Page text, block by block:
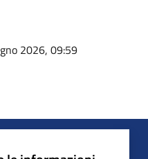
2026, 09:59